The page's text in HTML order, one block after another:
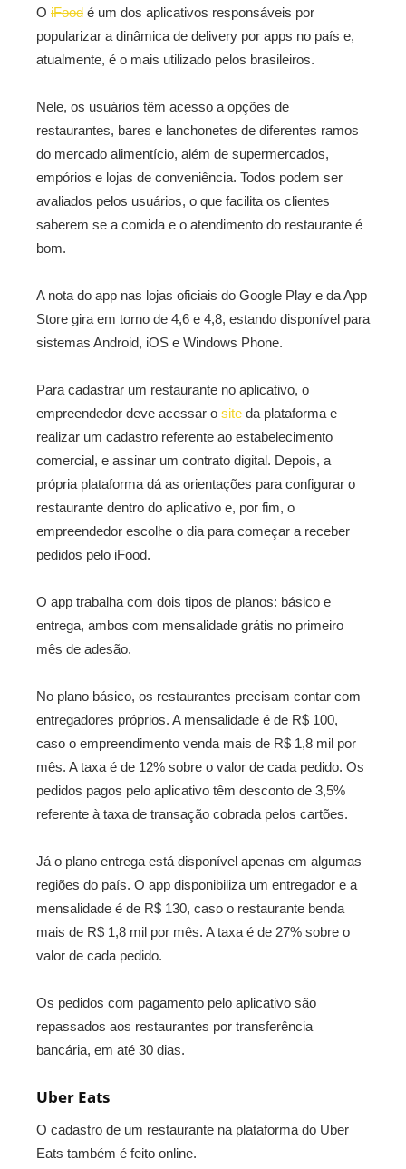
O iFood é um dos aplicativos responsáveis por
popularizar a dinâmica de delivery por apps no país e,
atualmente, é o mais utilizado pelos brasileiros.
Nele, os usuários têm acesso a opções de
restaurantes, bares e lanchonetes de diferentes ramos
do mercado alimentício, além de supermercados,
empórios e lojas de conveniência. Todos podem ser
avaliados pelos usuários, o que facilita os clientes
saberem se a comida e o atendimento do restaurante é
bom.
A nota do app nas lojas oficiais do Google Play e da App
Store gira em torno de 4,6 e 4,8, estando disponível para
sistemas Android, iOS e Windows Phone.
Para cadastrar um restaurante no aplicativo, o
empreendedor deve acessar o site da plataforma e
realizar um cadastro referente ao estabelecimento
comercial, e assinar um contrato digital. Depois, a
própria plataforma dá as orientações para configurar o
restaurante dentro do aplicativo e, por fim, o
empreendedor escolhe o dia para começar a receber
pedidos pelo iFood.
O app trabalha com dois tipos de planos: básico e
entrega, ambos com mensalidade grátis no primeiro
mês de adesão.
No plano básico, os restaurantes precisam contar com
entregadores próprios. A mensalidade é de R$ 100,
caso o empreendimento venda mais de R$ 1,8 mil por
mês. A taxa é de 12% sobre o valor de cada pedido. Os
pedidos pagos pelo aplicativo têm desconto de 3,5%
referente à taxa de transação cobrada pelos cartões.
Já o plano entrega está disponível apenas em algumas
regiões do país. O app disponibiliza um entregador e a
mensalidade é de R$ 130, caso o restaurante benda
mais de R$ 1,8 mil por mês. A taxa é de 27% sobre o
valor de cada pedido.
Os pedidos com pagamento pelo aplicativo são
repassados aos restaurantes por transferência
bancária, em até 30 dias.
Uber Eats
O cadastro de um restaurante na plataforma do Uber
Eats também é feito online.